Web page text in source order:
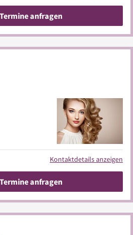
anfragen
Kontaktdetails anzeigen
anfragen